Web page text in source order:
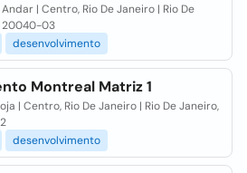
| Centro, Rio De Janeiro | Rio De
20040-03
desenvolvimento
Montreal Matriz 1
| Centro, Rio De Janeiro | Rio De Janeiro,
desenvolvimento